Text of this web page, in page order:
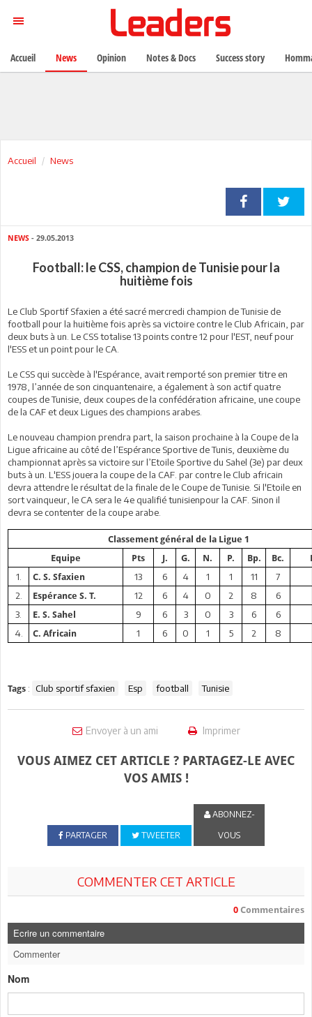
Accueil News
NEWS - 29.05.2013
Football: le CSS, champion de Tunisie pour la
huitième fois
Le Club Sportif Sfaxien a été sacré mercredi champion de Tunisie de
football pour la huitième fois après sa victoire contre le Club Africain, par
deux buts à un. Le CSS totalise 13 points contre 12 pour l'EST, neuf pour
l'ESS et un point pour le CA.
Le CSS qui succède à l'Espérance, avait remporté son premier titre en
1978, l’année de son cinquantenaire, a également à son actif quatre
coupes de Tunisie, deux coupes de la confédération africaine, une coupe
de la CAF et deux Ligues des champions arabes.
Le nouveau champion prendra part, la saison prochaine à la Coupe de la
Ligue africaine au côté de l’Espérance Sportive de Tunis, deuxième du
championnat après sa victoire sur l’Etoile Sportive du Sahel (3e) par deux
buts à un. L'ESS jouera la coupe de la CAF. par contre le Club africain
devra attendre le résultat de la finale de le Coupe de Tunisie. Si l'Etoile en
sort vainqueur, le CA sera le 4e qualifié tunisienpour la CAF. Sinon il
devra se contenter de la coupe arabe.
Classement général de la Ligue 1
Equipe
Pts J. G. N. P. Bp. Bc.
1. C. S. Sfaxien 13 6 4 1 1 11
7
2.
Espérance S. T. 12 6 4 0 2 8
6
3.
E. S. Sahel 9 6 3 0 3 6
6
4.
C. Africain 1 6 0 1 5 2 8
Tags : Club sportif sfaxien Esp football Tunisie
Envoyer à un ami Imprimer
VOUS AIMEZ CET ARTICLE ? PARTAGEZ-LE AVEC
VOS AMIS !
PARTAGER TWEETER
ABONNEZ-
VOUS
COMMENTER CET ARTICLE
0 Commentaires
Ecrire un commentaire
Commenter
Nom
Accueil News Opinion Notes & Docs Success story